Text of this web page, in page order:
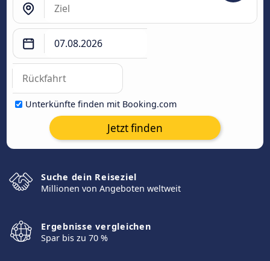
Unterkünfte finden mit Booking.com
Jetzt finden
Suche dein Reiseziel
Millionen von Angeboten weltweit
Ergebnisse vergleichen
Spar bis zu 70 %